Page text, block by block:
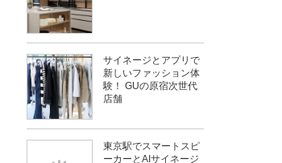
サイネージとアプリで
新しいファッション体
験！ GUの原宿次世代
店舗
東京駅でスマートスピ
ーカーとAIサイネージ